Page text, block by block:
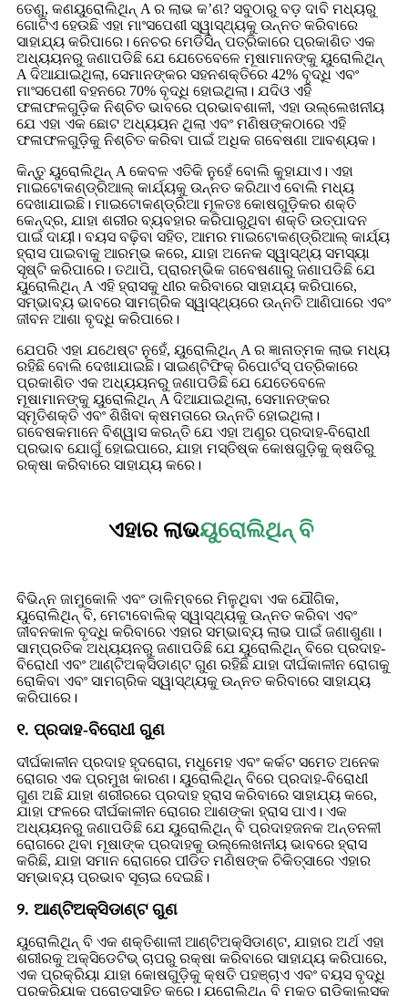
ତେଣୁ, କଣୟୁରୋଲିଥିନ୍ A ର ଲାଭ କ’ଣ? ସବୁଠାରୁ ବଡ଼ ଦାବି ମଧ୍ୟରୁ
ଗୋଟିଏ ହେଉଛି ଏହା ମାଂସପେଶୀ ସ୍ୱାସ୍ଥ୍ୟକୁ ଉନ୍ନତ କରିବାରେ
ସାହାଯ୍ୟ କରିପାରେ। ନେଚର ମେଡିସିନ୍ ପତ୍ରିକାରେ ପ୍ରକାଶିତ ଏକ
ଅଧ୍ୟୟନରୁ ଜଣାପଡିଛି ଯେ ଯେତେବେଳେ ମୂଷାମାନଙ୍କୁ ୟୁରୋଲିଥିନ୍
A ଦିଆଯାଇଥିଲା, ସେମାନଙ୍କର ସହନଶକ୍ତିରେ 42% ବୃଦ୍ଧି ଏବଂ
ମାଂସପେଶୀ ବହନରେ 70% ବୃଦ୍ଧି ହୋଇଥିଲା। ଯଦିଓ ଏହି
ଫଳାଫଳଗୁଡ଼ିକ ନିଶ୍ଚିତ ଭାବରେ ପ୍ରଭାବଶାଳୀ, ଏହା ଉଲ୍ଲେଖନୀୟ
ଯେ ଏହା ଏକ ଛୋଟ ଅଧ୍ୟୟନ ଥିଲା ଏବଂ ମଣିଷଙ୍କଠାରେ ଏହି
ଫଳାଫଳଗୁଡ଼ିକୁ ନିଶ୍ଚିତ କରିବା ପାଇଁ ଅଧିକ ଗବେଷଣା ଆବଶ୍ୟକ।
କିନ୍ତୁ ୟୁରୋଲିଥିନ୍ A କେବଳ ଏତିକି ନୁହେଁ ବୋଲି କୁହାଯାଏ। ଏହା
ମାଇଟୋକଣ୍ଡ୍ରିଆଲ୍ କାର୍ଯ୍ୟକୁ ଉନ୍ନତ କରିଥାଏ ବୋଲି ମଧ୍ୟ
ଦେଖାଯାଇଛି। ମାଇଟୋକଣ୍ଡ୍ରିଆ ମୂଳତଃ କୋଷଗୁଡ଼ିକର ଶକ୍ତି
କେନ୍ଦ୍ର, ଯାହା ଶରୀର ବ୍ୟବହାର କରିପାରୁଥିବା ଶକ୍ତି ଉତ୍ପାଦନ
ପାଇଁ ଦାୟୀ। ବୟସ ବଢ଼ିବା ସହିତ, ଆମର ମାଇଟୋକଣ୍ଡ୍ରିଆଲ୍ କାର୍ଯ୍ୟ
ହ୍ରାସ ପାଇବାକୁ ଆରମ୍ଭ କରେ, ଯାହା ଅନେକ ସ୍ୱାସ୍ଥ୍ୟ ସମସ୍ୟା
ସୃଷ୍ଟି କରିପାରେ। ତଥାପି, ପ୍ରାରମ୍ଭିକ ଗବେଷଣାରୁ ଜଣାପଡିଛି ଯେ
ୟୁରୋଲିଥିନ୍ A ଏହି ହ୍ରାସକୁ ଧୀର କରିବାରେ ସାହାଯ୍ୟ କରିପାରେ,
ସମ୍ଭାବ୍ୟ ଭାବରେ ସାମଗ୍ରିକ ସ୍ୱାସ୍ଥ୍ୟରେ ଉନ୍ନତି ଆଣିପାରେ ଏବଂ
ଜୀବନ ଆଶା ବୃଦ୍ଧି କରିପାରେ।
ଯେପରି ଏହା ଯଥେଷ୍ଟ ନୁହେଁ, ୟୁରୋଲିଥିନ୍ A ର ଜ୍ଞାନାତ୍ମକ ଲାଭ ମଧ୍ୟ
ରହିଛି ବୋଲି ଦେଖାଯାଇଛି। ସାଇଣ୍ଟିଫିକ୍ ରିପୋର୍ଟସ୍ ପତ୍ରିକାରେ
ପ୍ରକାଶିତ ଏକ ଅଧ୍ୟୟନରୁ ଜଣାପଡିଛି ଯେ ଯେତେବେଳେ
ମୂଷାମାନଙ୍କୁ ୟୁରୋଲିଥିନ୍ A ଦିଆଯାଇଥିଲା, ସେମାନଙ୍କର
ସ୍ମୃତିଶକ୍ତି ଏବଂ ଶିଖିବା କ୍ଷମତାରେ ଉନ୍ନତି ହୋଇଥିଲା।
ଗବେଷକମାନେ ବିଶ୍ୱାସ କରନ୍ତି ଯେ ଏହା ଅଣୁର ପ୍ରଦାହ-ବିରୋଧୀ
ପ୍ରଭାବ ଯୋଗୁଁ ହୋଇପାରେ, ଯାହା ମସ୍ତିଷ୍କ କୋଷଗୁଡ଼ିକୁ କ୍ଷତିରୁ
ରକ୍ଷା କରିବାରେ ସାହାଯ୍ୟ କରେ।
ଏହାର ଲାଭୟୁରୋଲିଥିନ୍ ବି
ବିଭିନ୍ନ ଜାମୁକୋଳି ଏବଂ ଡାଳିମ୍ବରେ ମିଳୁଥିବା ଏକ ଯୌଗିକ,
ୟୁରୋଲିଥିନ୍ ବି, ମେଟାବୋଲିକ୍ ସ୍ୱାସ୍ଥ୍ୟକୁ ଉନ୍ନତ କରିବା ଏବଂ
ଜୀବନକାଳ ବୃଦ୍ଧି କରିବାରେ ଏହାର ସମ୍ଭାବ୍ୟ ଲାଭ ପାଇଁ ଜଣାଶୁଣା।
ସାମ୍ପ୍ରତିକ ଅଧ୍ୟୟନରୁ ଜଣାପଡିଛି ଯେ ୟୁରୋଲିଥିନ୍ ବିରେ ପ୍ରଦାହ-
ବିରୋଧୀ ଏବଂ ଆଣ୍ଟିଅକ୍ସିଡାଣ୍ଟ ଗୁଣ ରହିଛି ଯାହା ଦୀର୍ଘକାଳୀନ ରୋଗକୁ
ରୋକିବା ଏବଂ ସାମଗ୍ରିକ ସ୍ୱାସ୍ଥ୍ୟକୁ ଉନ୍ନତ କରିବାରେ ସାହାଯ୍ୟ
କରିପାରେ।
୧. ପ୍ରଦାହ-ବିରୋଧୀ ଗୁଣ
ଦୀର୍ଘକାଳୀନ ପ୍ରଦାହ ହୃଦରୋଗ, ମଧୁମେହ ଏବଂ କର୍କଟ ସମେତ ଅନେକ
ରୋଗର ଏକ ପ୍ରମୁଖ କାରଣ। ୟୁରୋଲିଥିନ୍ ବିରେ ପ୍ରଦାହ-ବିରୋଧୀ
ଗୁଣ ଅଛି ଯାହା ଶରୀରରେ ପ୍ରଦାହ ହ୍ରାସ କରିବାରେ ସାହାଯ୍ୟ କରେ,
ଯାହା ଫଳରେ ଦୀର୍ଘକାଳୀନ ରୋଗର ଆଶଙ୍କା ହ୍ରାସ ପାଏ। ଏକ
ଅଧ୍ୟୟନରୁ ଜଣାପଡିଛି ଯେ ୟୁରୋଲିଥିନ୍ ବି ପ୍ରଦାହଜନକ ଅନ୍ତନଳୀ
ରୋଗରେ ଥିବା ମୂଷାଙ୍କ ପ୍ରଦାହକୁ ଉଲ୍ଲେଖନୀୟ ଭାବରେ ହ୍ରାସ
କରିଛି, ଯାହା ସମାନ ରୋଗରେ ପୀଡିତ ମଣିଷଙ୍କ ଚିକିତ୍ସାରେ ଏହାର
ସମ୍ଭାବ୍ୟ ପ୍ରଭାବ ସୂଚାଇ ଦେଇଛି।
୨. ଆଣ୍ଟିଅକ୍ସିଡାଣ୍ଟ ଗୁଣ
ୟୁରୋଲିଥିନ୍ ବି ଏକ ଶକ୍ତିଶାଳୀ ଆଣ୍ଟିଅକ୍ସିଡାଣ୍ଟ, ଯାହାର ଅର୍ଥ ଏହା
ଶରୀରକୁ ଅକ୍ସିଡେଟିଭ୍ ଚାପରୁ ରକ୍ଷା କରିବାରେ ସାହାଯ୍ୟ କରିପାରେ,
ଏକ ପ୍ରକ୍ରିୟା ଯାହା କୋଷଗୁଡ଼ିକୁ କ୍ଷତି ପହଞ୍ଚାଏ ଏବଂ ବୟସ ବୃଦ୍ଧି
ପ୍ରକ୍ରିୟାକୁ ପ୍ରୋତ୍ସାହିତ କରେ। ୟୁରୋଲିଥିନ୍ ବି ମୁକ୍ତ ରାଡିକାଲ୍ସକୁ